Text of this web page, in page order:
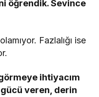
öğrendik. Sevince
Fazlalığı ise
ihtiyacım
veren, derin